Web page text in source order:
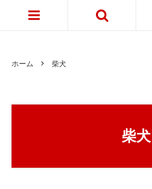
ホーム 柴犬
柴犬